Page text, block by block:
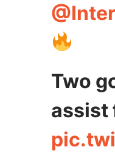
Two
assist